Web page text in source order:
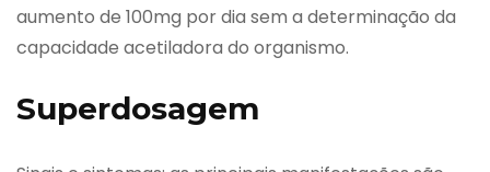
aumento de 100mg por dia sem a determinação da
capacidade acetiladora do organismo.
Superdosagem